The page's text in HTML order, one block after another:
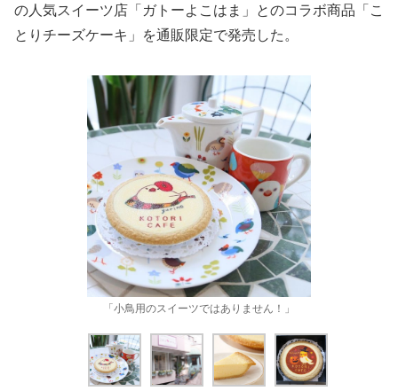
の人気スイーツ店「ガトーよこはま」とのコラボ商品「こ
とりチーズケーキ」を通販限定で発売した。
「小鳥用のスイーツではありません！」